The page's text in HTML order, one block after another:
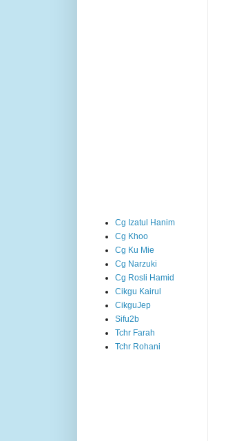
Cg Izatul Hanim
Cg Khoo
Cg Ku Mie
Cg Narzuki
Cg Rosli Hamid
Cikgu Kairul
CikguJep
Sifu2b
Tchr Farah
Tchr Rohani